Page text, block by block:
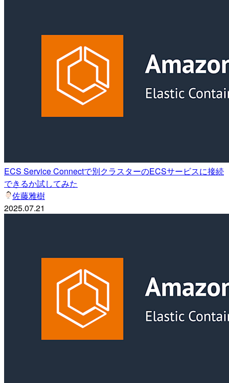
ECS Service Connectで別クラスターのECSサービスに接続
できるか試してみた
佐藤雅樹
2025.07.21